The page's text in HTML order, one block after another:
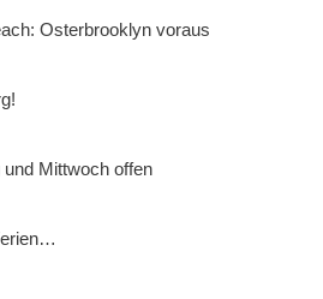
Osterbrooklyn voraus
Mittwoch offen